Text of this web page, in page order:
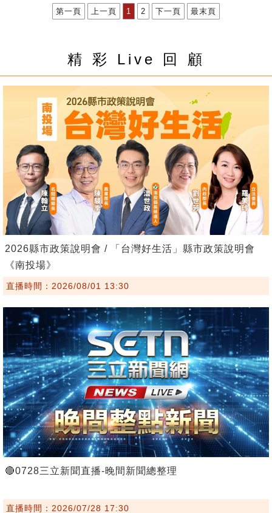
第一頁 上一頁 1 2 下一頁 最末頁
精 彩 Live 回 顧
2026縣市政策說明會 / 「台灣好生活」縣市政策說明會
《南投場》
直播時間：2026/08/01 13:30
🔴0728三立新聞直播-晚間新聞總整理
直播時間：2026/07/28 17:30